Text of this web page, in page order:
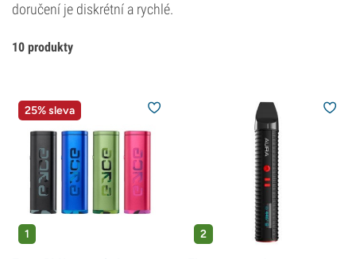
doručení je diskrétní a rychlé.
10 produkty
25% sleva
1 2